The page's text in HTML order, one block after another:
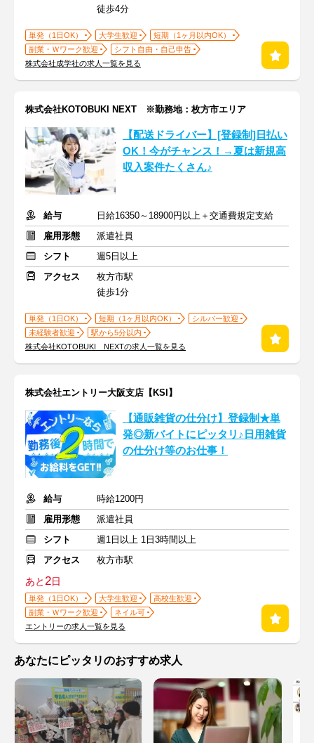
徒歩4分
単発（1日OK） 大学生歓迎
短期（1ヶ月以内OK）
副業・Ｗワーク歓迎
シフト自由・自己申告
株式会社成学社の求人一覧を見る
株式会社KOTOBUKI NEXT ※勤務地：枚方市エリア
【配送ドライバー】[登録制]日払い
OK！今がチャンス！→夏は新規高
収入案件たくさん♪
給与
日給16350～18900円以上＋交通費規定支給
雇用形態
派遣社員
シフト
週5日以上
アクセス
枚方市駅
徒歩1分
単発（1日OK） 短期（1ヶ月以内OK）
シルバー歓迎
未経験者歓迎
駅から5分以内
株式会社KOTOBUKI NEXTの求人一覧を見る
株式会社エントリー大阪支店【KSI】
【通販雑貨の仕分け】登録制★単
発◎新バイトにピッタリ♪日用雑貨
の仕分け等のお仕事！
給与
時給1200円
雇用形態
派遣社員
シフト
週1日以上 1日3時間以上
アクセス
枚方市駅
あと2日
単発（1日OK） 大学生歓迎
高校生歓迎
副業・Ｗワーク歓迎
ネイル可
エントリーの求人一覧を見る
あなたにピッタリのおすすめ求人